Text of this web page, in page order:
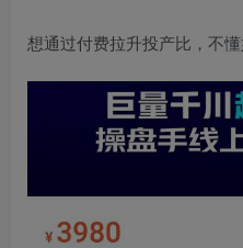
想通过付费拉升投产比，不